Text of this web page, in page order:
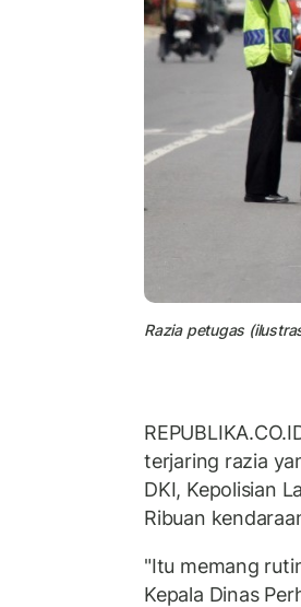
Razia petugas
terjaring razia
DKI, Kepolisian
Ribuan
"Itu memang
Kepala Dinas